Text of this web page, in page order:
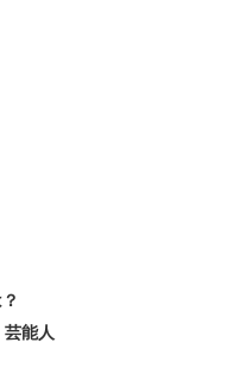
芸能人